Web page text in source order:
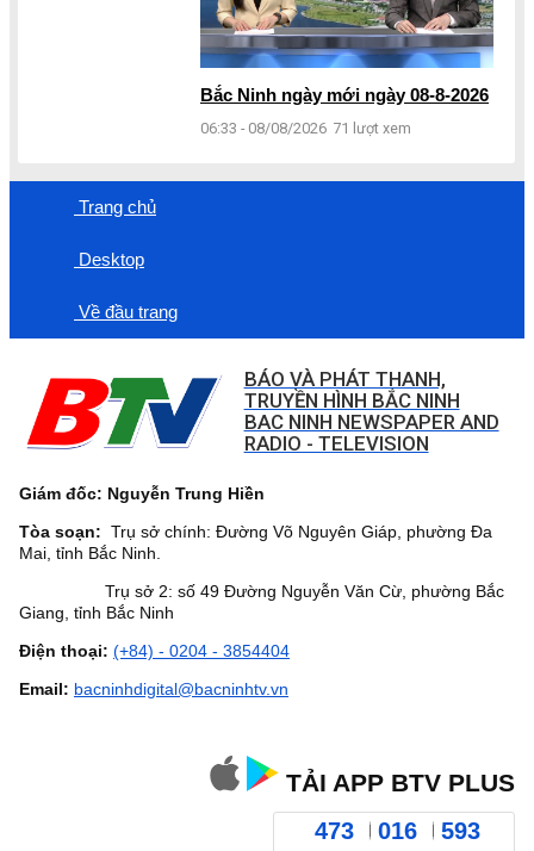
Bắc Ninh ngày mới ngày 08-8-2026
06:33 - 08/08/2026 71 lượt xem
Trang chủ
Desktop
Về đầu trang
BÁO VÀ PHÁT THANH,
TRUYỀN HÌNH BẮC NINH
BAC NINH NEWSPAPER AND
RADIO - TELEVISION
Giám đốc: Nguyễn Trung Hiền
Tòa soạn: Trụ sở chính: Đường Võ Nguyên Giáp, phường Đa
Mai, tỉnh Bắc Ninh.
Trụ sở 2: số 49 Đường Nguyễn Văn Cừ, phường Bắc
Giang, tỉnh Bắc Ninh
Điện thoại: (+84) - 0204 - 3854404
Email: bacninhdigital@bacninhtv.vn
TẢI APP BTV PLUS
473 016 593